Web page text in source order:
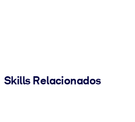
Skills Relacionados